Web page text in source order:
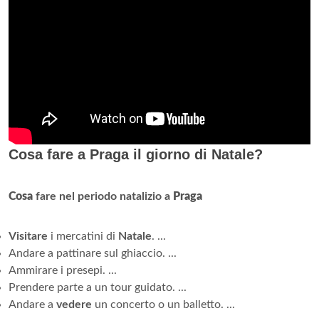
Cosa fare a Praga il giorno di Natale?
Cosa fare nel periodo natalizio a Praga
Visitare i mercatini di Natale. ...
Andare a pattinare sul ghiaccio. ...
Ammirare i presepi. ...
Prendere parte a un tour guidato. ...
Andare a vedere un concerto o un balletto. ...